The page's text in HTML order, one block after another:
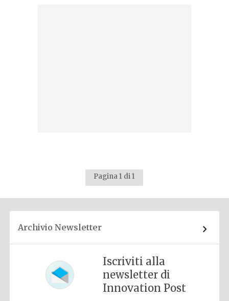
Pagina 1 di 1
Archivio Newsletter
Iscriviti alla
newsletter di
Innovation Post